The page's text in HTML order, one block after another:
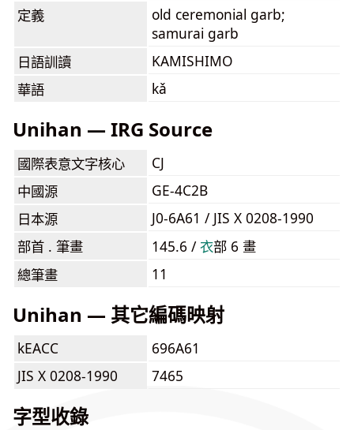
定義
old ceremonial garb;
samurai garb
日語訓讀
KAMISHIMO
華語
kǎ
Unihan — IRG Source
國際表意文字核心
CJ
中國源
GE-4C2B
日本源
J0-6A61 / JIS X 0208-1990
部首 . 筆畫
145.6 /⾐部 6 畫
總筆畫
11
Unihan — 其它編碼映射
kEACC
696A61
JIS X 0208-1990
7465
字型收錄